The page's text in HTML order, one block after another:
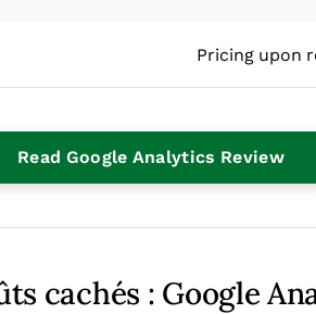
Pricing upon
Read Google Analytics Review
cachés : Google